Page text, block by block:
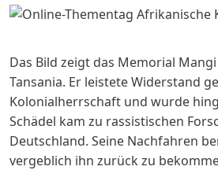
Das Bild zeigt das Memorial
Tansania. Er leistete Widerstand
Kolonialherrschaft und wurde
Schädel kam zu rassistischen
Deutschland. Seine Nachfahren
vergeblich ihn zurück zu